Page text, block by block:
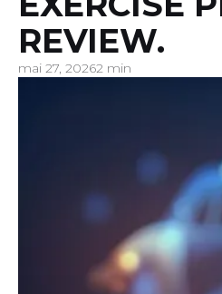
REVIEW.
mai 27, 20262 min